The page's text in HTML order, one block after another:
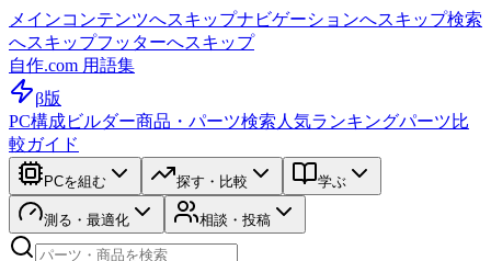
メインコンテンツへスキップナビゲーションへスキップ検索
へスキップフッターへスキップ
自作.com 用語集
β版
PC構成ビルダー商品・パーツ検索 人気ランキングパーツ比
較ガイド
PCを組む 探す・比較 学ぶ
測る・最適化 相談・投稿